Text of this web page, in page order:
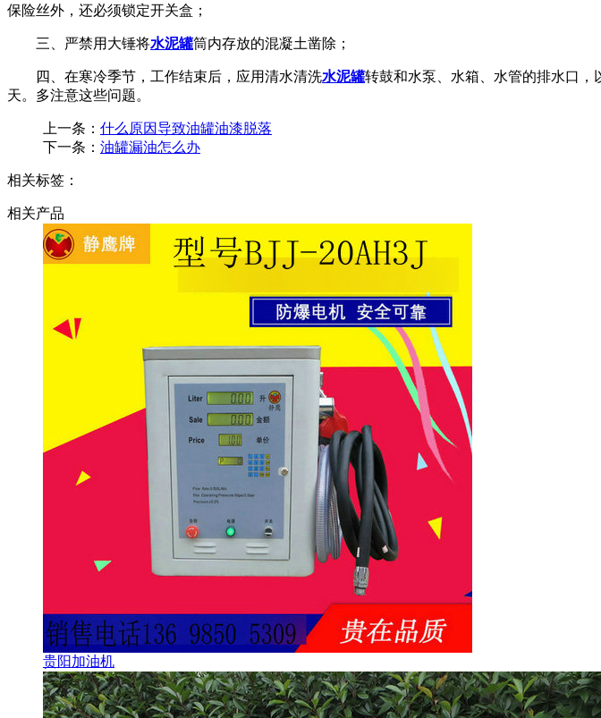
保险丝外，还必须锁定开关盒；
三、严禁用大锤将水泥罐筒内存放的混凝土凿除；
四、在寒冷季节，工作结束后，应用清水清洗水泥罐转鼓和水泵、水箱、水管的排水口
天。多注意这些问题。
上一条： 什么原因导致油罐油漆脱落
下一条： 油罐漏油怎么办
相关标签：
相关产品
贵阳加油机